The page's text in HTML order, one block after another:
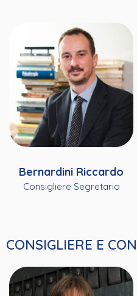
Bernardini Riccardo
Consigliere Segretario
CONSIGLIERE E